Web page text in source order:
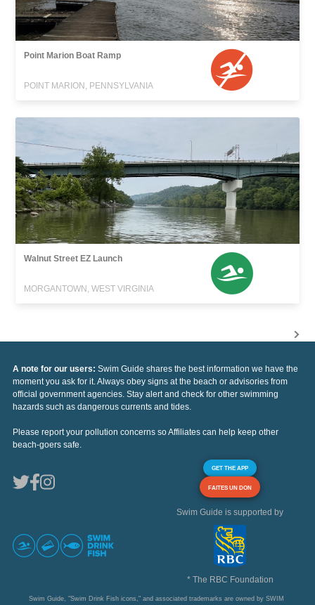
Point Marion Boat Ramp
POINT MARION, PENNSYLVANIA
Walnut Street EZ Launch
MORGANTOWN, WEST VIRGINIA
A note for our users: Swim Guide shares the best information we have the
moment you ask for it. Always obey signs at the beach or advisories from
official government agencies. Stay alert and check for other swimming
hazards such as dangerous currents and tides.
Please report your pollution concerns so Affiliates can help keep other
beach-goers safe.
GET THE APP
FAITES UN DON
Swim Guide is supported by
* The RBC Foundation
Swim Guide, "Swim Drink Fish icons," and associated trademarks are owned by SWIM